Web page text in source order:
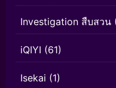
Investigation สืบสวน
iQIYI (61)
Isekai (1)